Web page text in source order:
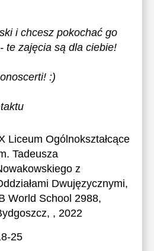
i chcesz pokochać go
te zajęcia są dla ciebie!
:)
Liceum Ogólnokształcące
Tadeusza
z
Dwujęzycznymi,
World School 2988,
, , 2022
25